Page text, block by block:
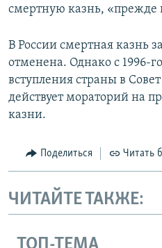
смертную казнь, «прежде
В России смертная казнь
отменена. Однако с 1996-
вступления страны в
действует мораторий на
казни.
Поделиться Читать
ЧИТАЙТЕ ТАКЖЕ: